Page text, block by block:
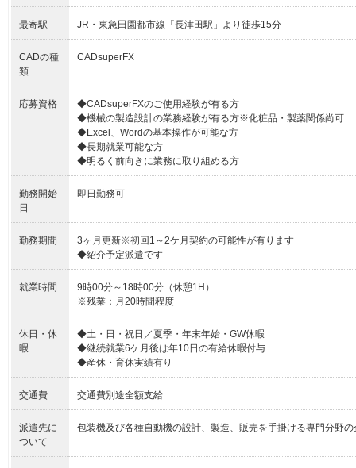
最寄駅 JR・東急田園都市線「長津田駅」より徒歩15分
CADの種
類
CADsuperFX
応募資格
◆CADsuperFXのご使用経験が有る方
◆機械の製造設計の業務経験が有る方※化粧品・製薬関係尚可
◆Excel、Wordの基本操作が可能な方
◆長期就業可能な方
◆明るく前向きに業務に取り組める方
勤務開始
日
即日勤務可
勤務期間
3ヶ月更新※初回1～2ケ月契約の可能性が有ります
◆紹介予定派遣です
就業時間
9時00分～18時00分（休憩1H）
※残業：月20時間程度
休日・休
暇
◆土・日・祝日／夏季・年末年始・GW休暇
◆継続就業6ケ月後は年10日の有給休暇付与
◆産休・育休実績有り
交通費 交通費別途全額支給
派遣先に
ついて
包装機及び各種自動機の設計、製造、販売を手掛ける専門分野